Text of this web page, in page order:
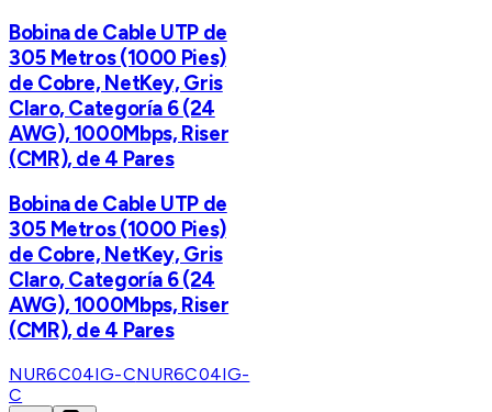
Bobina de Cable UTP de
305 Metros (1000 Pies)
de Cobre, NetKey, Gris
Claro, Categoría 6 (24
AWG), 1000Mbps, Riser
(CMR), de 4 Pares
Bobina de Cable UTP de
305 Metros (1000 Pies)
de Cobre, NetKey, Gris
Claro, Categoría 6 (24
AWG), 1000Mbps, Riser
(CMR), de 4 Pares
NUR6C04IG-CNUR6C04IG-
C